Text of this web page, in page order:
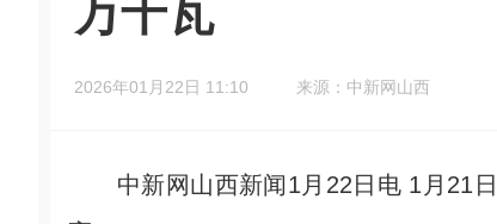
万千瓦
2026年01月22日 11:10 来源：中新网山西
中新网山西新闻1月22日电 1月21日